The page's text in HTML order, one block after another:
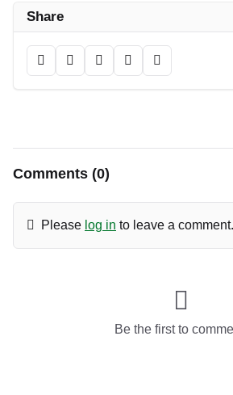
Share
Comments (0)
Please log in to leave a comment.
Be the first to